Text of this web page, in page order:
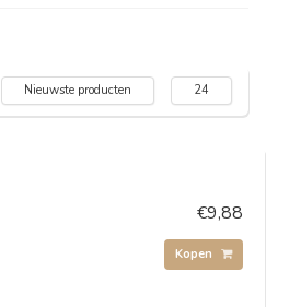
Nieuwste producten 24
€9,88
Kopen